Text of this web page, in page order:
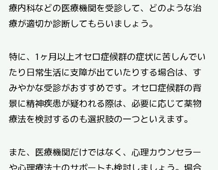
療内科などの医療機関を受診して、どのような治
療が適切か診断してもらいましょう。
特に、1ヶ月以上オセロ症候群の症状に苦しんでい
たり日常生活に支障が出ていたりする場合は、す
みやかな受診がおすすめです。オセロ症候群の背
景に精神疾患が疑われる際は、必要に応じて薬物
療法を検討するのも選択肢の一つといえます。
また、医療機関だけではなく、心理カウンセラー
や心理療法士のサポートも検討しましょう。場合